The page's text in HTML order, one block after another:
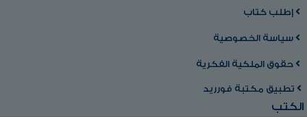
إطلب كتاب
سياسة الخصوصية
حقوق الملكية الفكرية
تطبيق مكتبة فورريد
الكتب